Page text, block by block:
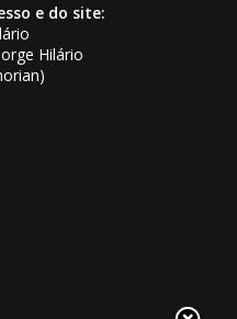
e do site:
Hilário